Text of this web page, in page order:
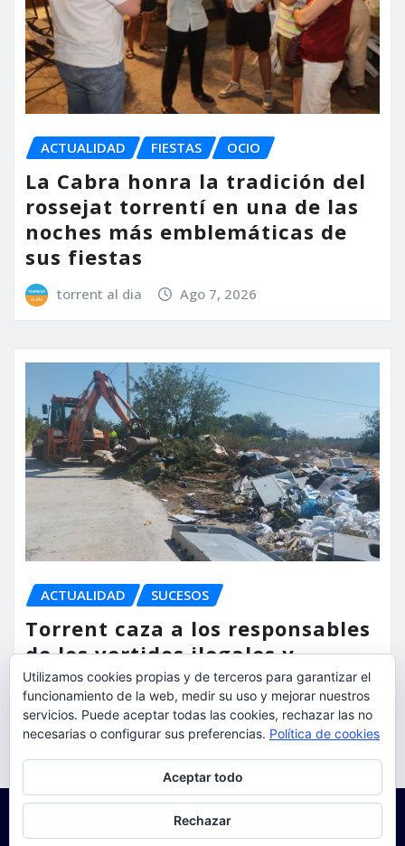
ACTUALIDAD FIESTAS OCIO
La Cabra honra la tradición del
rossejat torrentí en una de las
noches más emblemáticas de
sus fiestas
torrent al dia Ago 7, 2026
ACTUALIDAD SUCESOS
Torrent caza a los responsables
de los vertidos ilegales y
endurece las sanciones
torrent al dia Ago 7, 2026
Utilizamos cookies propias y de terceros para garantizar el
funcionamiento de la web, medir su uso y mejorar nuestros
servicios. Puede aceptar todas las cookies, rechazar las no
necesarias o configurar sus preferencias. Política de cookies
Aceptar todo
Rechazar
Para obtener más información, incluido cómo gestionar las cookies,